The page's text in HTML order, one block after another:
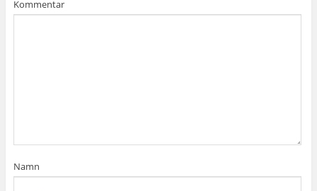
Kommentar
Namn